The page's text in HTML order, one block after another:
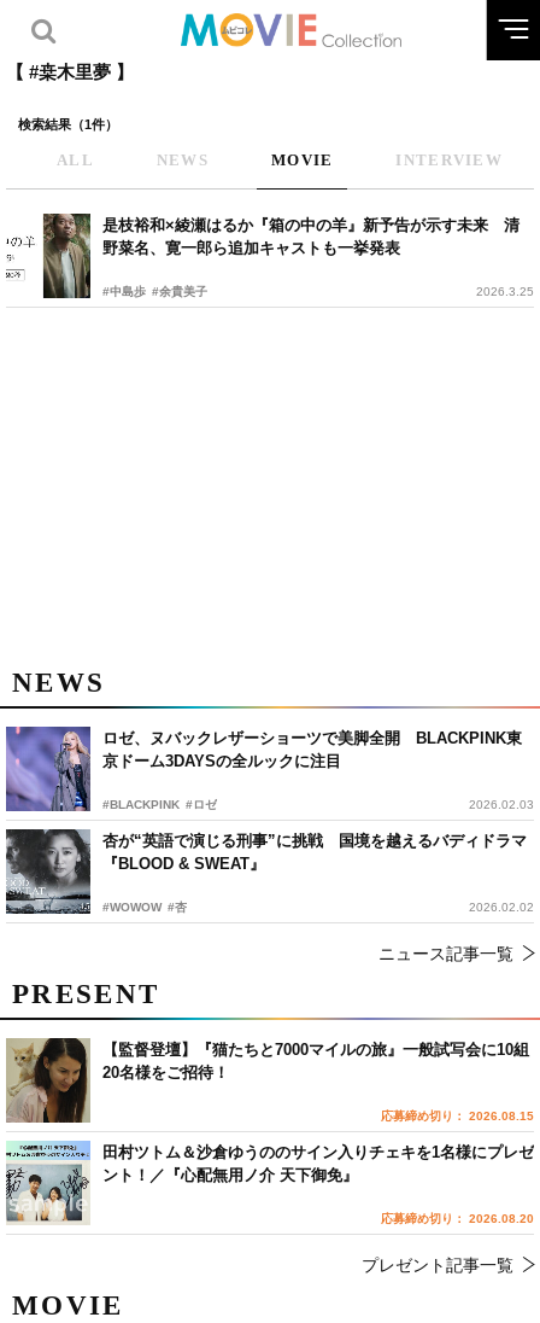
【 #桒木里夢 】
検索結果（1件）
ALL NEWS MOVIE INTERVIEW
是枝裕和×綾瀬はるか『箱の中の羊』新予告が示す未来 清
野菜名、寛一郎ら追加キャストも一挙発表
#中島歩 #余貴美子 2026.3.25
NEWS
ロゼ、ヌバックレザーショーツで美脚全開 BLACKPINK東
京ドーム3DAYSの全ルックに注目
#BLACKPINK #ロゼ 2026.02.03
杏が“英語で演じる刑事”に挑戦 国境を越えるバディドラマ
『BLOOD & SWEAT』
#WOWOW #杏 2026.02.02
ニュース記事一覧
MOVIE
PRESENT
【監督登壇】『猫たちと7000マイルの旅』一般試写会に10組
20名様をご招待！
応募締め切り： 2026.08.15
田村ツトム＆沙倉ゆうののサイン入りチェキを1名様にプレゼ
ント！／『心配無用ノ介 天下御免』
応募締め切り： 2026.08.20
プレゼント記事一覧